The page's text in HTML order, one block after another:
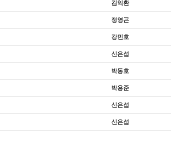
김익환
정영곤
강민호
신은섭
박동호
박용준
신은섭
신은섭